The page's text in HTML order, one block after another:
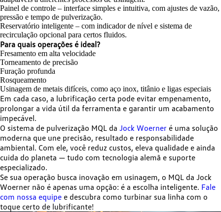
Painel de controle – interface simples e intuitiva, com ajustes de vazão,
pressão e tempo de pulverização.
Reservatório inteligente – com indicador de nível e sistema de
recirculação opcional para certos fluidos.
Para quais operações é ideal?
Fresamento em alta velocidade
Torneamento de precisão
Furação profunda
Rosqueamento
Usinagem de metais difíceis, como aço inox, titânio e ligas especiais
Em cada caso, a lubrificação certa pode evitar empenamento,
prolongar a vida útil da ferramenta e garantir um acabamento
impecável.
O sistema de pulverização MQL da Jock Woerner é uma solução
moderna que une precisão, resultado e responsabilidade
ambiental. Com ele, você reduz custos, eleva qualidade e ainda
cuida do planeta — tudo com tecnologia alemã e suporte
especializado.
Se sua operação busca inovação em usinagem, o MQL da Jock
Woerner não é apenas uma opção: é a escolha inteligente. Fale
com nossa equipe e descubra como turbinar sua linha com o
toque certo de lubrificante!